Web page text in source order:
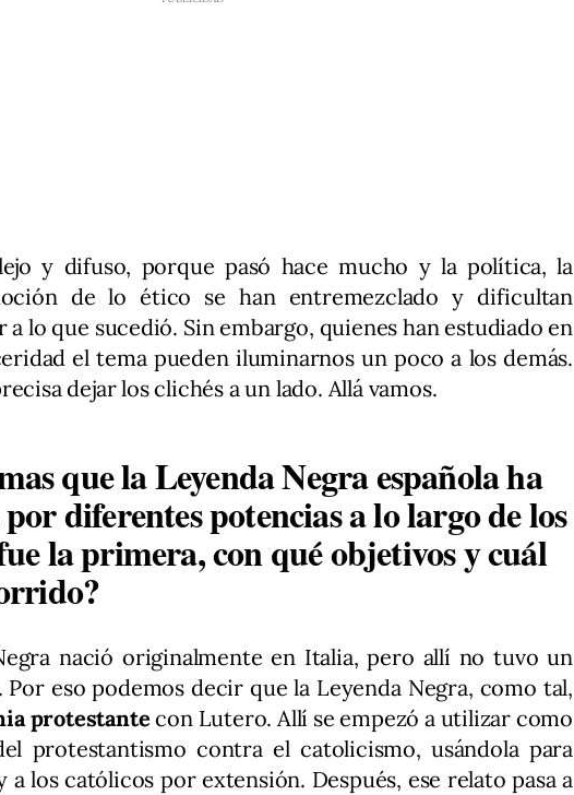
y difuso, porque pasó hace mucho y la política, la
de lo ético se han entremezclado y dificultan
lo que sucedió. Sin embargo, quienes han estudiado en
el tema pueden iluminarnos un poco a los demás.
dejar los clichés a un lado. Allá vamos.
que la Leyenda Negra española ha
diferentes potencias a lo largo de los
la primera, con qué objetivos y cuál
nació originalmente en Italia, pero allí no tuvo un
eso podemos decir que la Leyenda Negra, como tal,
protestante con Lutero. Allí se empezó a utilizar como
protestantismo contra el catolicismo, usándola para
a los católicos por extensión. Después, ese relato pasa a